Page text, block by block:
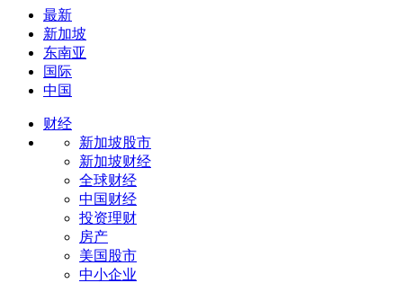
最新
新加坡
东南亚
国际
中国
财经
新加坡股市
新加坡财经
全球财经
中国财经
投资理财
房产
美国股市
中小企业